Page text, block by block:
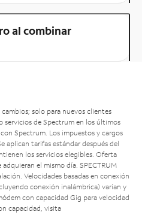
al combinar
solo para nuevos clientes
servicios de Spectrum en los últimos
Spectrum. Los impuestos y cargos
aplican tarifas estándar después del
los servicios elegibles. Oferta
el mismo día. SPECTRUM
Velocidades basadas en conexión
conexión inalámbrica) varían y
con capacidad Gig para velocidad
capacidad, visita